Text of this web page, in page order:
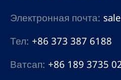
Электронная почта:
Тел: +86 373 387 6188
Ватсап: +86 189 3735